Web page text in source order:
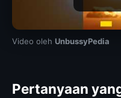
Video oleh UnbussyPedia
Pertanyaan